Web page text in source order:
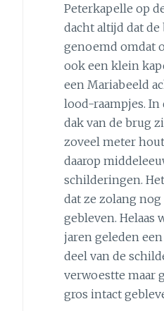
Peterkapelle op
dacht altijd dat de
genoemd omdat
ook een klein
een Mariabeeld
lood-raampjes. In
dak van de brug
zoveel meter
daarop
schilderingen.
dat ze zolang nog
gebleven. Helaas
jaren geleden
deel van de
verwoestte maar
gros intact